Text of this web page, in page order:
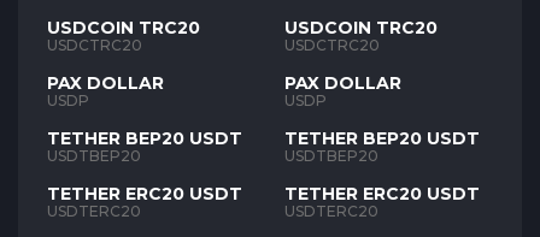
USDCOIN TRC20
USDCTRC20
PAX DOLLAR
USDP
TETHER BEP20 USDT
USDTBEP20
TETHER ERC20 USDT
USDTERC20
USDCOIN TRC20
USDCTRC20
PAX DOLLAR
USDP
TETHER BEP20 USDT
USDTBEP20
TETHER ERC20 USDT
USDTERC20